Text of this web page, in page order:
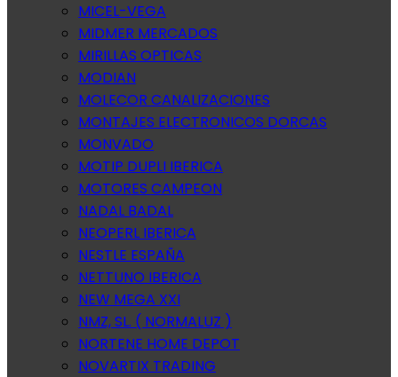
MICEL-VEGA
MIDMER MERCADOS
MIRILLAS OPTICAS
MODIAN
MOLECOR CANALIZACIONES
MONTAJES ELECTRONICOS DORCAS
MONVADO
MOTIP DUPLI IBERICA
MOTORES CAMPEON
NADAL BADAL
NEOPERL IBERICA
NESTLE ESPAÑA
NETTUNO IBERICA
NEW MEGA XXI
NMZ, SL. ( NORMALUZ )
NORTENE HOME DEPOT
NOVARTIX TRADING